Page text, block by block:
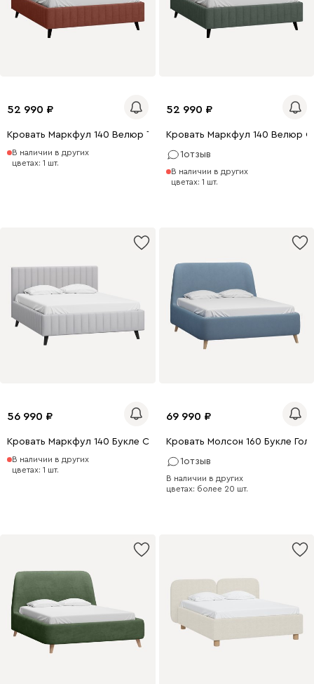
52 990
Кровать Маркфул 140 Велюр Терракотовый
В наличии в других
цветах: 1 шт.
52 990
Кровать Маркфул 140 Велюр
1отзыв
В наличии в других
цветах: 1 шт.
56 990
Кровать Маркфул 140 Букле Серый
В наличии в других
цветах: 1 шт.
69 990
Кровать Молсон 160 Букле
1отзыв
В наличии в других
цветах: более 20 шт.